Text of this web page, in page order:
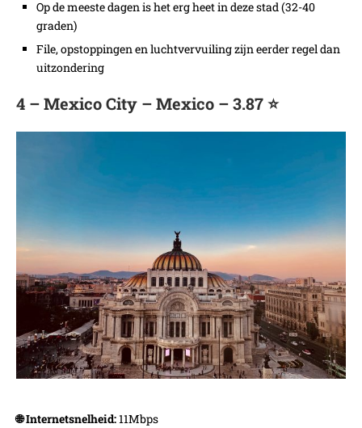
Op de meeste dagen is het erg heet in deze stad (32-40
graden)
File, opstoppingen en luchtvervuiling zijn eerder regel dan
uitzondering
4 – Mexico City – Mexico – 3.87 ⭐️
🌐 Internetsnelheid:11Mbps